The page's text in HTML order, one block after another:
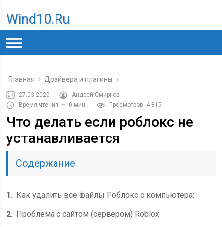
Wind10.ru
Главная › Драйвера и плагины ›
27.03.2020
Андрей Смирнов
Время чтения: ~10 мин.
Просмотров: 4 815
Что делать если роблокс не
устанавливается
Содержание
1
Как удалить все файлы Роблокс с компьютера:
2
Проблема с сайтом (сервером) Roblox